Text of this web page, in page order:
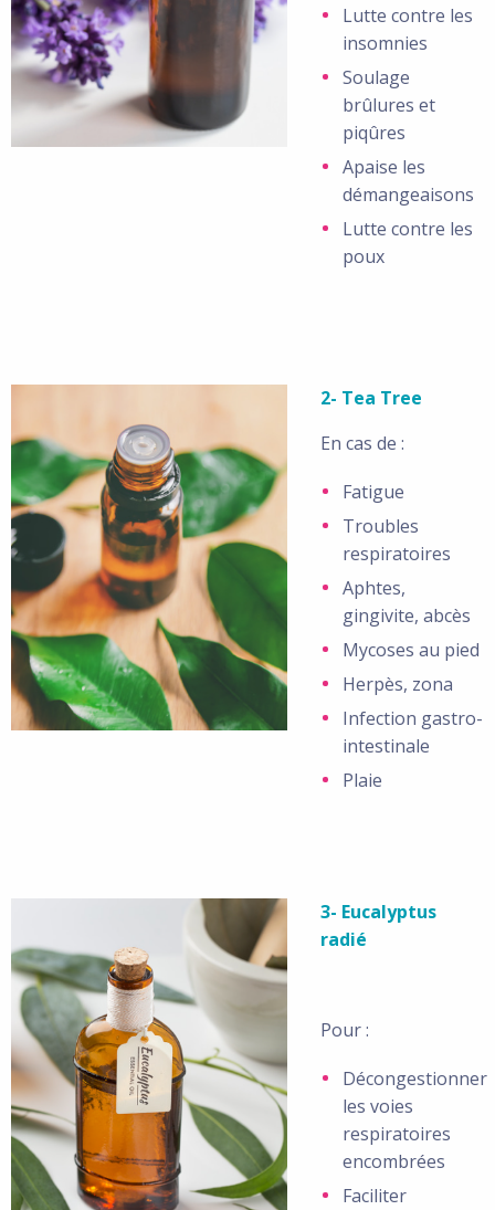
Lutte contre les
insomnies
Soulage
brûlures et
piqûres
Apaise les
démangeaisons
Lutte contre les
poux
2- Tea Tree
En cas de :
Fatigue
Troubles
respiratoires
Aphtes,
gingivite, abcès
Mycoses au pied
Herpès, zona
Infection gastro-
intestinale
Plaie
3- Eucalyptus
radié
Pour :
Décongestionner
les voies
respiratoires
encombrées
Faciliter